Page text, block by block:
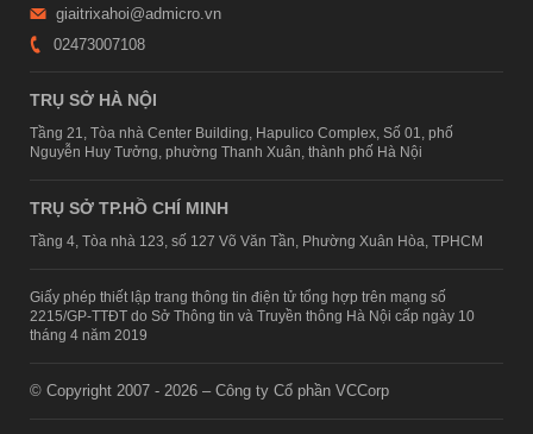
giaitrixahoi@admicro.vn
02473007108
TRỤ SỞ HÀ NỘI
Tầng 21, Tòa nhà Center Building, Hapulico Complex, Số 01, phố
Nguyễn Huy Tưởng, phường Thanh Xuân, thành phố Hà Nội
TRỤ SỞ TP.HỒ CHÍ MINH
Tầng 4, Tòa nhà 123, số 127 Võ Văn Tần, Phường Xuân Hòa, TPHCM
Giấy phép thiết lập trang thông tin điện tử tổng hợp trên mạng số
2215/GP-TTĐT do Sở Thông tin và Truyền thông Hà Nội cấp ngày 10
tháng 4 năm 2019
© Copyright 2007 - 2026 – Công ty Cổ phần VCCorp